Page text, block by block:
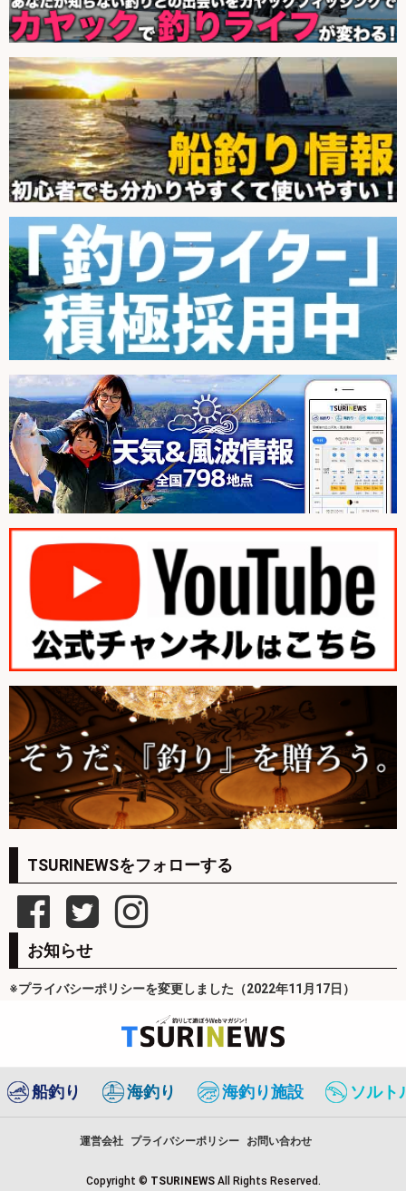
TSURINEWSをフォローする
お知らせ
※プライバシーポリシーを変更しました（2022年11月17日）
船釣り 海釣り 海釣り施設 ソルト
運営会社 プライバシーポリシー お問い合わせ
Copyright © TSURINEWS All Rights Reserved.